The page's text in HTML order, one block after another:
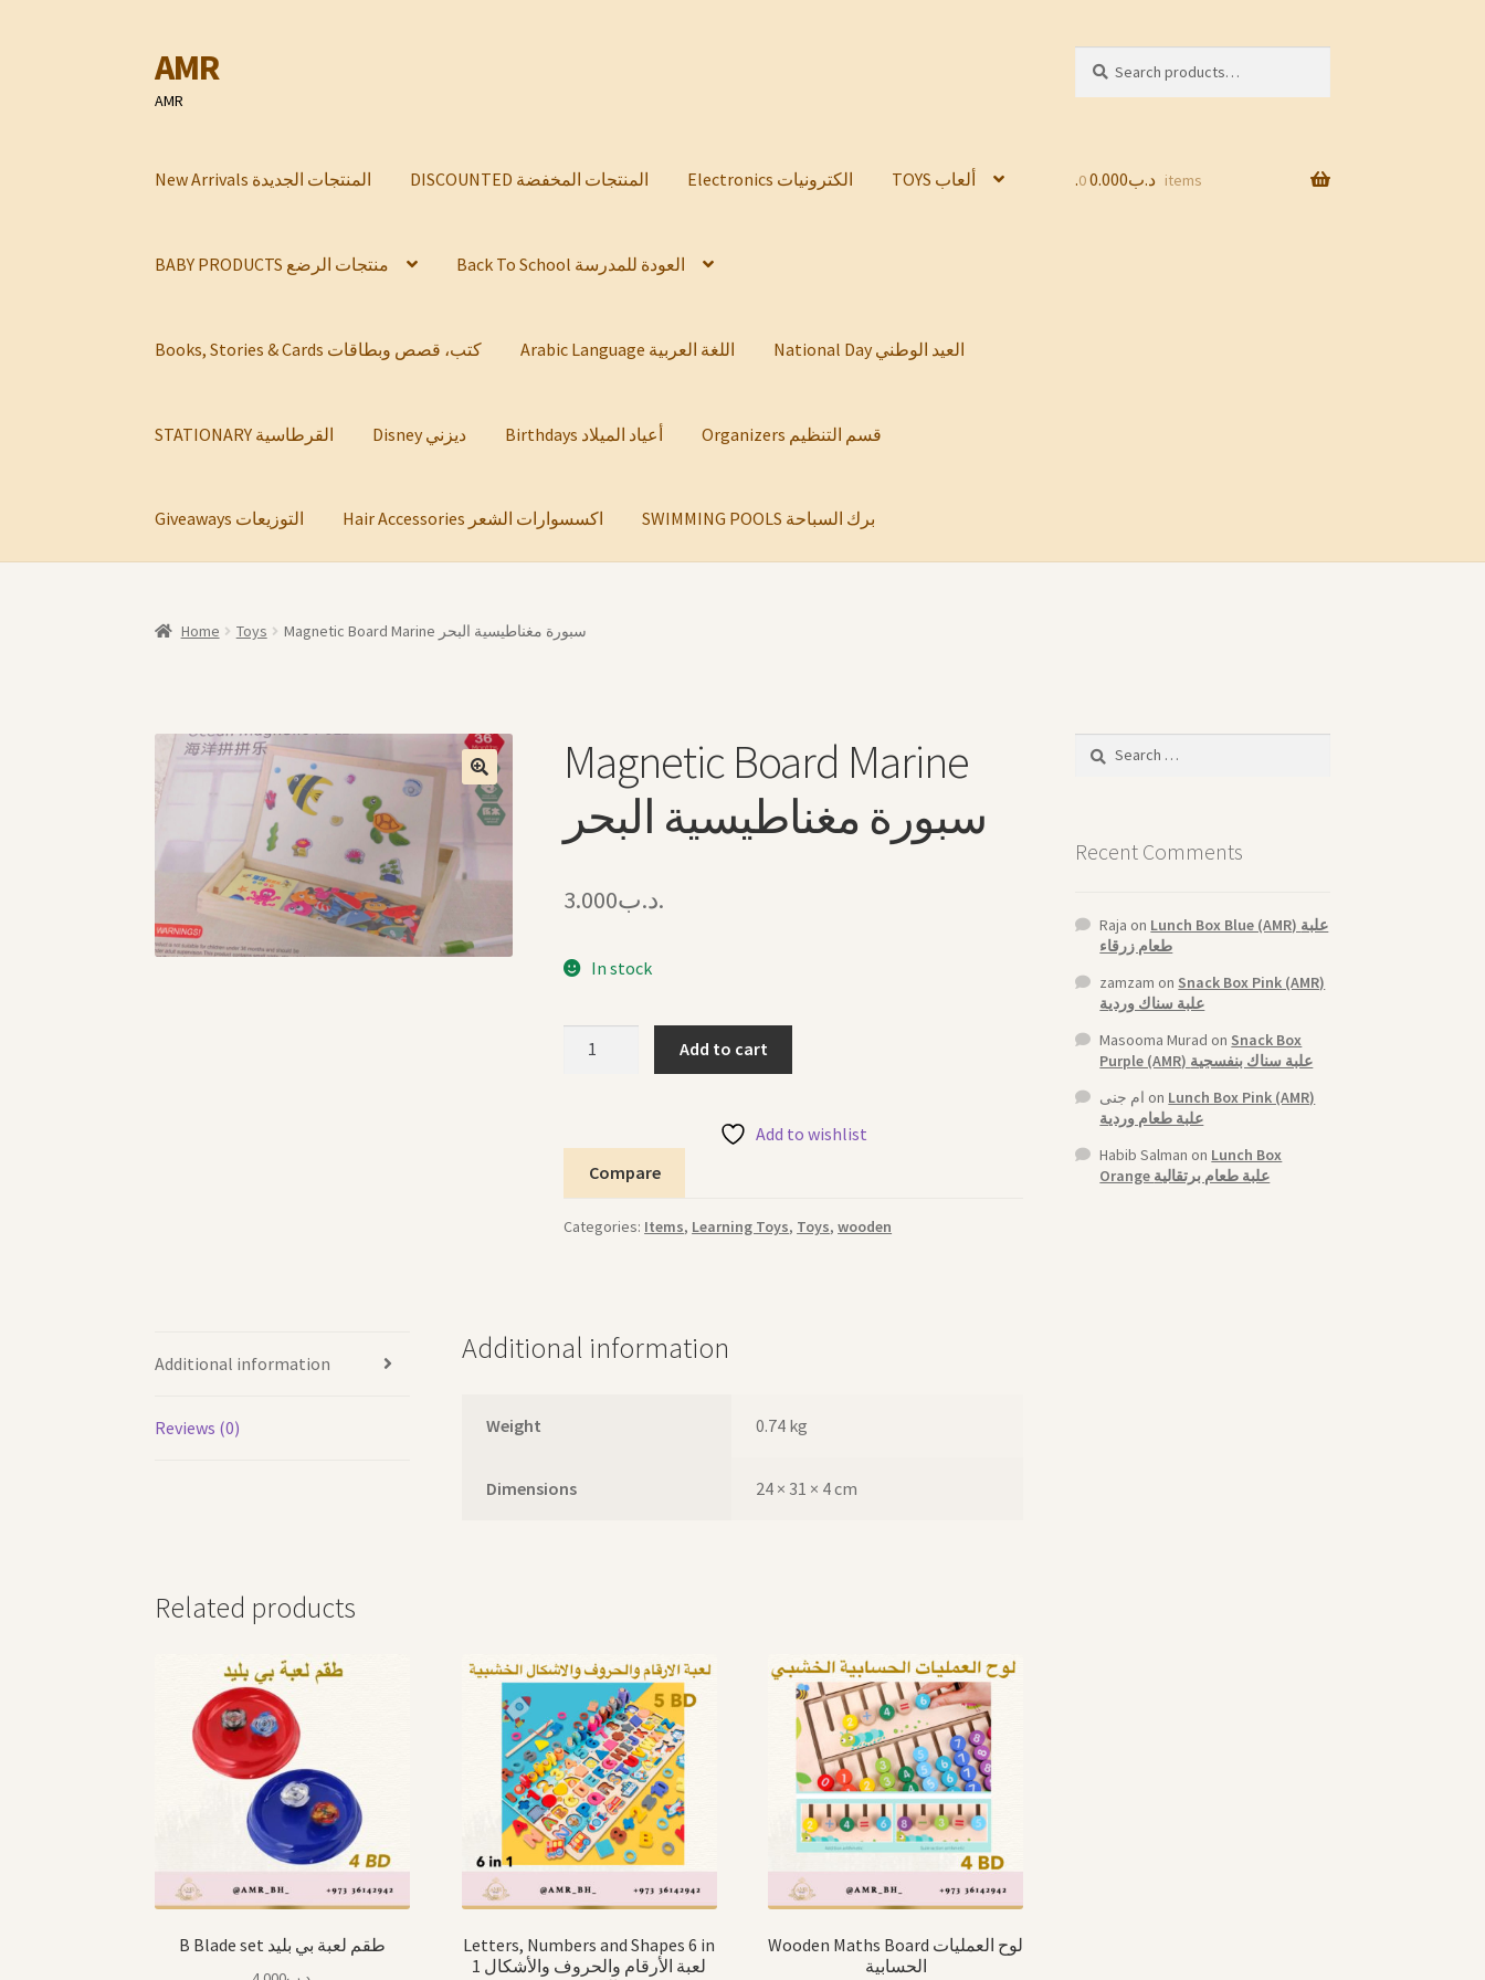
Skip
to
navigation
Skip
to
content
AMR
AMR
for:
New Arrivals المنتجات الجديدة DISCOUNTED المنتجات المخفضة Electronics الكترونيات TOYS ألعاب
BABY PRODUCTS منتجات الرضع Back To School العودة للمدرسة
Books, Stories & Cards كتب، قصص وبطاقات Arabic Language اللغة العربية National Day العيد الوطني
STATIONARY القرطاسية Disney ديزني Birthdays أعياد الميلاد Organizers قسم التنظيم
Giveaways التوزيعات Hair Accessories اكسسوارات الشعر SWIMMING POOLS برك السباحة
.د.ب0.000 0 items
Home Toys Magnetic Board Marine سبورة مغناطيسية البحر
Magnetic Board Marine
سبورة مغناطيسية البحر
.د.ب3.000
In stock
مغناطيسية
البحر
quantity
Add to cart
Add to wishlist
Compare
Categories: Items, Learning Toys, Toys,wooden
Additional information
Reviews (0)
Additional information
Weight 0.74 kg
Dimensions 24 × 31 × 4 cm
Related products
B Blade set طقم لعبة بي بليد
Letters, Numbers and Shapes 6 in
1 لعبة الأرقام والحروف والأشكال
Wooden Maths Board لوح العمليات
الحسابية
Search
Recent Comments
Raja on Lunch Box Blue (AMR) علبة
طعام زرقاء
zamzam on Snack Box Pink (AMR)
علبة سناك وردية
Masooma Murad on Snack Box
Purple (AMR) علبة سناك بنفسجية
ام جنى on Lunch Box Pink (AMR)
علبة طعام وردية
Habib Salman on Lunch Box
Orange علبة طعام برتقالية